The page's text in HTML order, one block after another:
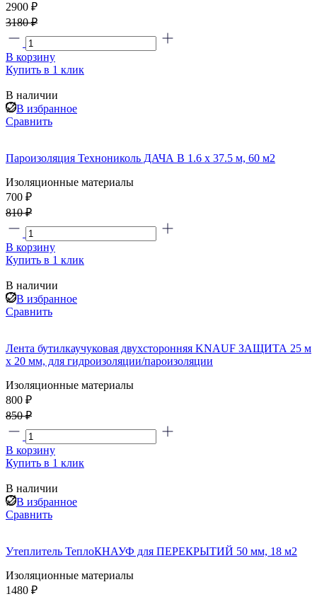
2900 ₽
3180 ₽
В корзину
Купить в 1 клик
В наличии
В избранное
Сравнить
Пароизоляция Технониколь ДАЧА В 1.6 x 37.5 м, 60 м2
Изоляционные материалы
700 ₽
810 ₽
В корзину
Купить в 1 клик
В наличии
В избранное
Сравнить
Лента бутилкаучуковая двухсторонняя KNAUF ЗАЩИТА 25 м
х 20 мм, для гидроизоляции/пароизоляции
Изоляционные материалы
800 ₽
850 ₽
В корзину
Купить в 1 клик
В наличии
В избранное
Сравнить
Утеплитель ТеплоКНАУФ для ПЕРЕКРЫТИЙ 50 мм, 18 м2
Изоляционные материалы
1480 ₽